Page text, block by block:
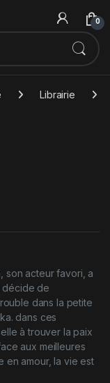
0
Librairie
son acteur favori, a
décide de
dans la petite
dans ces
à trouver la paix
aux meilleures
en amour, la vie est